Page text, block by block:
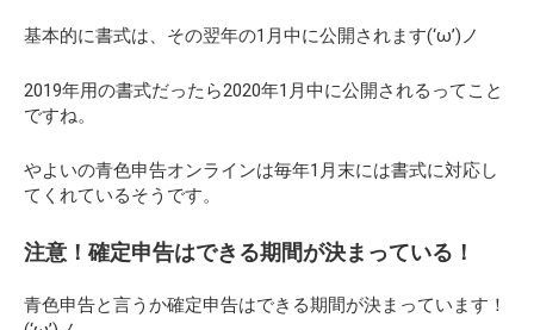
基本的に書式は、その翌年の1月中に公開されます(‘ω’)ノ
2019年用の書式だったら2020年1月中に公開されるってこと
ですね。
やよいの青色申告オンラインは毎年1月末には書式に対応し
てくれているそうです。
注意！確定申告はできる期間が決まっている！
青色申告と言うか確定申告はできる期間が決まっています！